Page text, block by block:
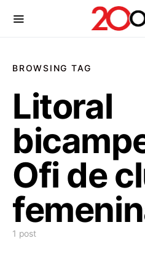
BROWSING TAG
Litoral
Ofi de
1 post